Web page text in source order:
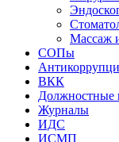
Массаж
СОПы
ВКК
Должностные
Журналы
ИДС
ИСМП